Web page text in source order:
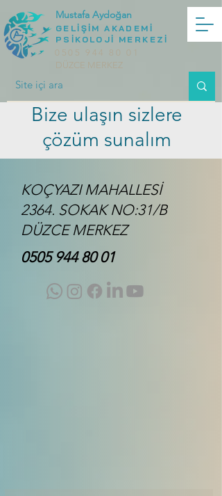
GELİŞİM AKADEMİ
PSİKOLOJİ MERKEZİ
Mustafa Aydoğan
DÜZCE MERKEZ
0505 944 80 01
Bize ulaşın sizlere
çözüm sunalım
KOÇYAZI MAHALLESİ
2364. SOKAK NO:31/B
DÜZCE MERKEZ
0505 944 80 01